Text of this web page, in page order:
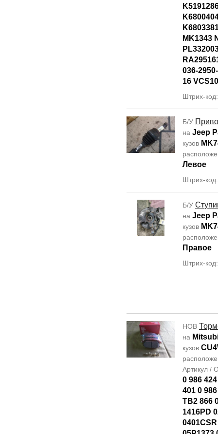
MK1343
036-
16
Штрих-
Б/У
на Jeep
кузов
Левое
Штрих-
Б/У
на Jeep
кузов
Правое
Штрих-
НОВ
на
кузов
Артикул /
0 986
401 0
TB2 866
1416PD